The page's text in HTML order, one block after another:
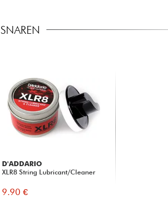
D'ADDARIO
XLR8 String Lubricant/Cleaner
9.90 €